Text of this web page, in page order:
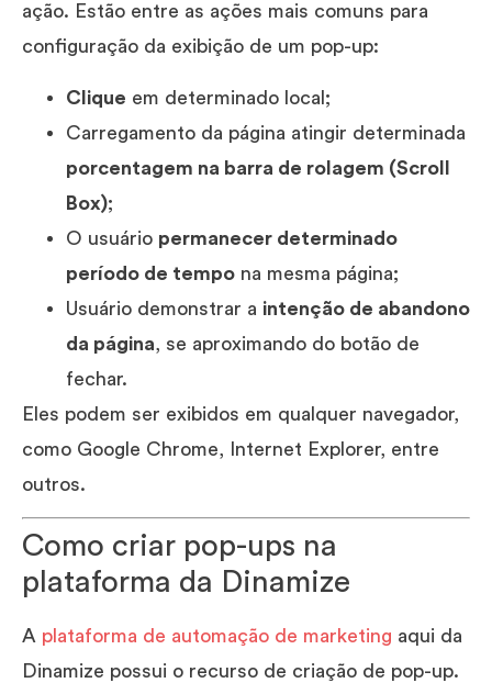
ação. Estão entre as ações mais comuns para
configuração da exibição de um pop-up:
Clique em determinado local;
Carregamento da página atingir determinada
porcentagem na barra de rolagem (Scroll
Box);
O usuário permanecer determinado
período de tempo na mesma página;
Usuário demonstrar a intenção de abandono
da página, se aproximando do botão de
fechar.
Eles podem ser exibidos em qualquer navegador,
como Google Chrome, Internet Explorer, entre
outros.
Como criar pop-ups na
plataforma da Dinamize
A plataforma de automação de marketing aqui da
Dinamize possui o recurso de criação de pop-up.